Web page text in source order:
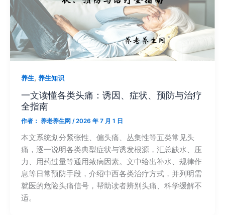
养生, 养生知识
一文读懂各类头痛：诱因、症状、预防与治疗
全指南
作者： 养老养生网 /2026 年 7 月 1 日
本文系统划分紧张性、偏头痛、丛集性等五类常见头
痛，逐一说明各类典型症状与诱发根源，汇总缺水、压
力、用药过量等通用致病因素。文中给出补水、规律作
息等日常预防手段，介绍中西各类治疗方式，并列明需
就医的危险头痛信号，帮助读者辨别头痛、科学缓解不
适。